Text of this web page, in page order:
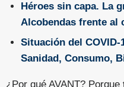
Héroes sin capa. La
Alcobendas frente al
Situación del
Sanidad, Consumo,
¿Por qué AVANT? Porque